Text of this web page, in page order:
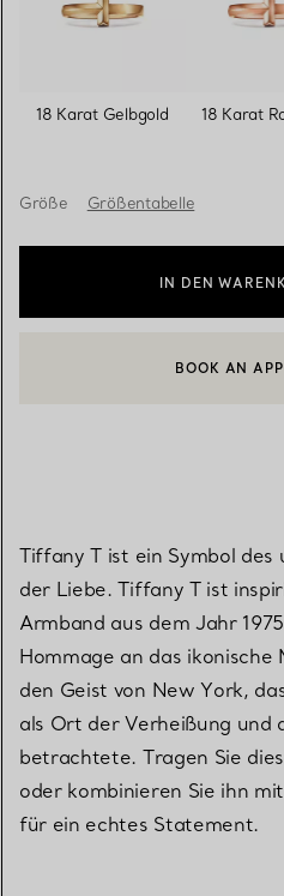
Größe Größentabelle
18 Karat Gelbgold 18 Karat
IN DEN
EINEN KUNDENBERATER
BOOK AN
Tiffany T ist ein Symbol des
der Liebe. Tiffany T ist
Armband aus dem Jahr
Hommage an das ikonische
den Geist von New York,
als Ort der Verheißung und
betrachtete. Tragen Sie
oder kombinieren Sie ihn
für ein echtes Statement.